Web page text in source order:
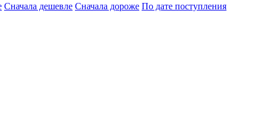
Сначала дешевле Сначала дороже По дате поступления